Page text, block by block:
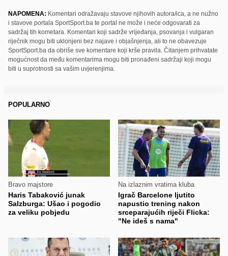
NAPOMENA: Komentari odražavaju stavove njihovih autora/ica, a ne nužno
i stavove portala SportSport.ba te portal ne može i neće odgovarati za
sadržaj tih kometara. Komentari koji sadrže vrijeđanja, psovanja i vulgaran
riječnik mogu biti uklonjeni bez najave i objašnjenja, ali to ne obavezuje
SportSport.ba da obriše sve komentare koji krše pravila. Čitanjem prihvatate
mogućnost da među komentarima mogu biti pronađeni sadržaji koji mogu
biti u suprotnosti sa vašim uvjerenjima.
POPULARNO
Bravo majstore
Haris Tabaković junak
Salzburga: Ušao i pogodio
za veliku pobjedu
Na izlaznim vratima kluba
Igrač Barcelone ljutito
napustio trening nakon
srceparajućih riječi Flicka:
"Ne ideš s nama"